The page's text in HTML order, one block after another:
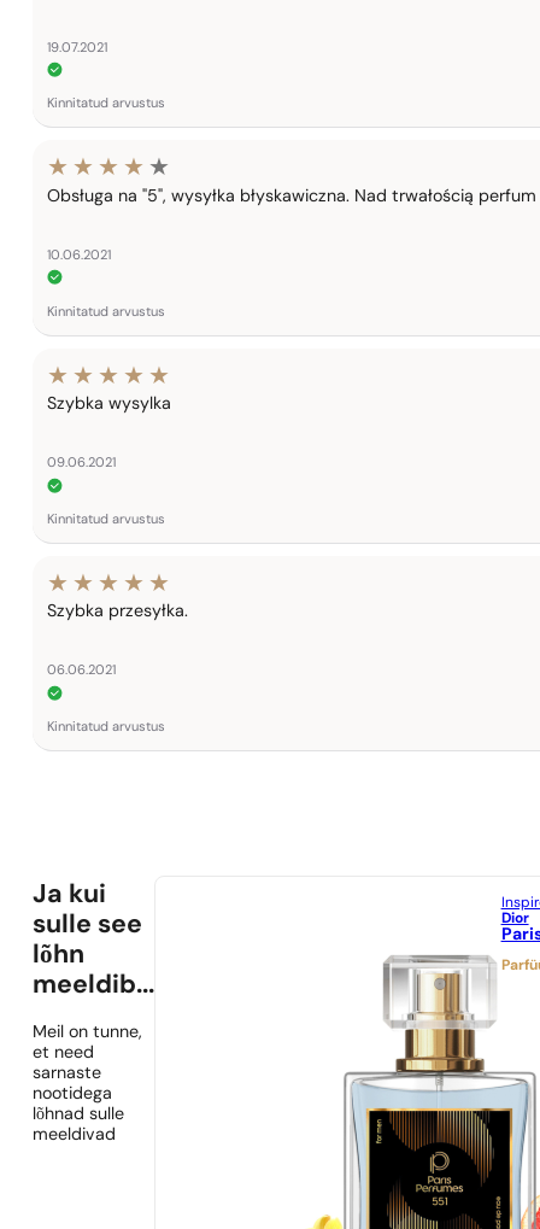
19.07.2021
Kinnitatud arvustus
Obsługa na "5", wysyłka błyskawiczna. Nad trwałością
10.06.2021
Kinnitatud arvustus
Szybka wysylka
09.06.2021
Kinnitatud arvustus
Szybka przesyłka.
06.06.2021
Kinnitatud arvustus
Ja kui
sulle see
lõhn
meeldib...
Meil on tunne,
et need
sarnaste
nootidega
lõhnad sulle
meeldivad
Dior